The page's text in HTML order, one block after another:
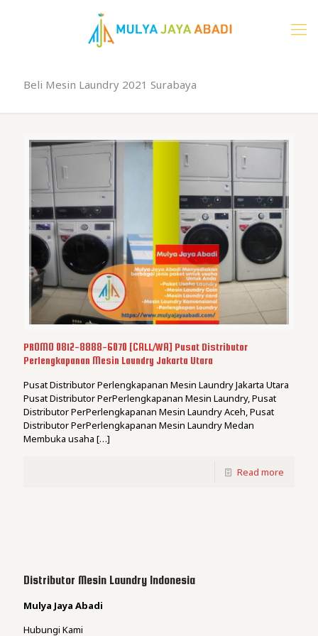
Beli Mesin Laundry 2021 Surabaya
PROMO 0812-8888-6070 [CALL/WA] Pusat Distributor
Perlengkapanan Mesin Laundry Jakarta Utara
Pusat Distributor Perlengkapanan Mesin Laundry Jakarta Utara
Pusat Distributor PerPerlengkapanan Mesin Laundry, Pusat
Distributor PerPerlengkapanan Mesin Laundry Aceh, Pusat
Distributor PerPerlengkapanan Mesin Laundry Medan
Membuka usaha […]
Read more
Distributor Mesin Laundry Indonesia
Mulya Jaya Abadi
Hubungi Kami